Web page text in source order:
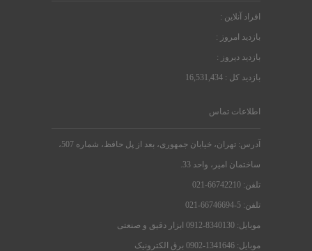
افراد آنلاین :
بازدید امروز :
بازدید دیروز :
بازدید کل : 16,531,434
اطلاعات تماس
آدرس: تهران، خیابان جمهوری، بعد از پل حافظ، شماره 507،
ساختمان امیر، واحد 33.
تلفن: 66742210-021
تلفن: 5-66746694-021
موبایل: 8340130-0912 ابزار دقیق و صنعتی
موبایل: 1341646-0902 برق الکترونیک